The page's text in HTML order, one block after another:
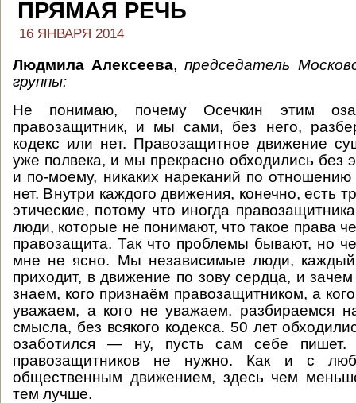
ПРЯМАЯ РЕЧЬ
16 ЯНВАРЯ 2014
Людмила Алексеева,председатель
группы:
Не понимаю, почему Осечкин этим
правозащитник, и мы сами, без него,
кодекс или нет. Правозащитное движение
уже полвека, и мы прекрасно обходились без
и по-моему, никаких нареканий по отношению
нет. Внутри каждого движения, конечно, есть
этические, потому что иногда
люди, которые не понимают, что такое права
правозащита. Так что проблемы бывают, но
мне не ясно. Мы независимые люди,
приходит, в движение по зову сердца, и
знаем, кого признаём правозащитником, а
уважаем, а кого не уважаем, разбираемся
смысла, без всякого кодекса. 50 лет
озаботился — ну, пусть сам себе пишет.
правозащитников не нужно. Как и с
общественным движением, здесь чем
тем лучше.